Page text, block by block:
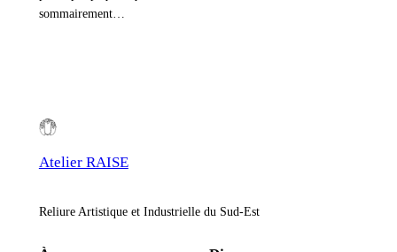
sommairement…
Atelier RAISE
Reliure Artistique et Industrielle du Sud-Est